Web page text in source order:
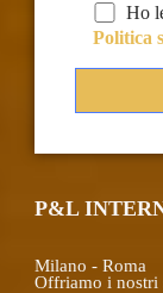
Ho
Politica
P&L
Milano - Roma
Offriamo i nostri